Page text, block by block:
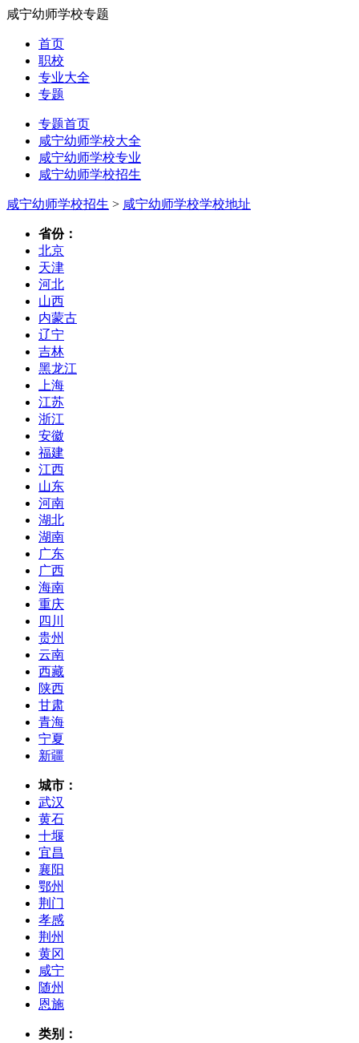
咸宁幼师学校专题
首页
职校
专业大全
专题
专题首页
咸宁幼师学校大全
咸宁幼师学校专业
咸宁幼师学校招生
咸宁幼师学校招生 > 咸宁幼师学校学校地址
省份：
北京
天津
河北
山西
内蒙古
辽宁
吉林
黑龙江
上海
江苏
浙江
安徽
福建
江西
山东
河南
湖北
湖南
广东
广西
海南
重庆
四川
贵州
云南
西藏
陕西
甘肃
青海
宁夏
新疆
城市：
武汉
黄石
十堰
宜昌
襄阳
鄂州
荆门
孝感
荆州
黄冈
咸宁
随州
恩施
类别：